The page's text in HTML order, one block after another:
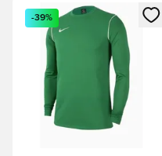
Odpre Modal za prijavo
-39%